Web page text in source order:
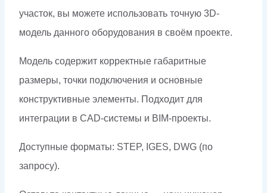
участок, вы можете использовать точную 3D-
модель данного оборудования в своём проекте.
Модель содержит корректные габаритные
размеры, точки подключения и основные
конструктивные элементы. Подходит для
интеграции в CAD-системы и BIM-проекты.
Доступные форматы: STEP, IGES, DWG (по
запросу).